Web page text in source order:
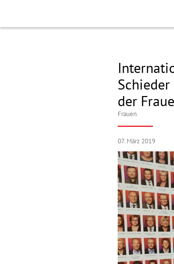
der
Frauen
07. März 2019